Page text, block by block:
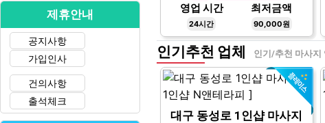
영업 시간
24시간
최저금액
90,000원
인기추천 업체 인기/추천 마사지
대구 동성로 1인샵 마사지
제휴안내
공지사항
가입인사
건의사항
출석체크